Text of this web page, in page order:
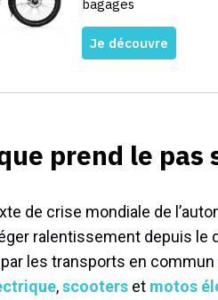
prend le
de crise mondiale de
ralentissement depuis le
les transports en commun
,scooters et motos